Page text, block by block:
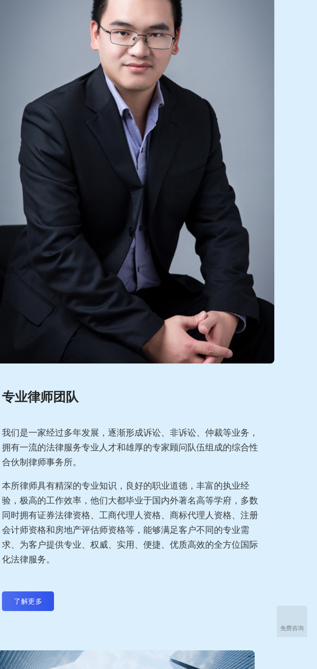
专业律师团队
我们是一家经过多年发展，逐渐形成诉讼、非诉讼、仲裁等业务，
拥有一流的法律服务专业人才和雄厚的专家顾问队伍组成的综合性
合伙制律师事务所。
本所律师具有精深的专业知识，良好的职业道德，丰富的执业经
验，极高的工作效率，他们大都毕业于国内外著名高等学府，多数
同时拥有证券法律资格、工商代理人资格、商标代理人资格、注册
会计师资格和房地产评估师资格等，能够满足客户不同的专业需
求、为客户提供专业、权威、实用、便捷、优质高效的全方位国际
化法律服务。
了解更多
免费咨询